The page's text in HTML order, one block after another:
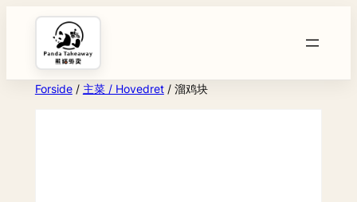
Spring
indhold
Forside/ 主菜 / Hovedret/ 溜鸡块